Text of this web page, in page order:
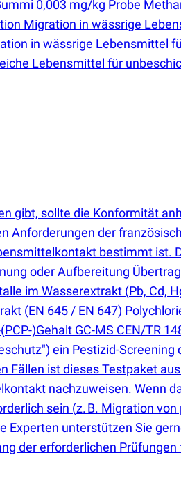
0,003 mg/kg Probe
Migration in wässrige
in wässrige Lebensmittel
Lebensmittel für
gibt, sollte die Konformität
Anforderungen der
bestimmt ist.
oder Aufbereitung
im Wasserextrakt (Pb, Cd,
(EN 645 / EN 647)
(PCP-)Gehalt GC-MS CEN/TR
ein Pestizid-
Fällen ist dieses Testpaket
nachzuweisen. Wenn
sein (z. B. Migration von
Experten unterstützen Sie
der erforderlichen Prüfungen